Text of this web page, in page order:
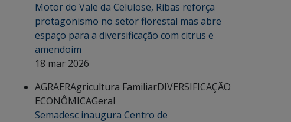
Motor do Vale da Celulose, Ribas reforça
protagonismo no setor florestal mas abre
espaço para a diversificação com citrus e
amendoim
18 mar 2026
AGRAERAgricultura FamiliarDIVERSIFICAÇÃO
ECONÔMICAGeral
Semadesc inaugura Centro de